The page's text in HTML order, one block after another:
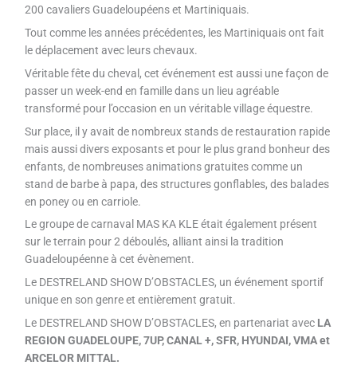
200 cavaliers Guadeloupéens et Martiniquais.
Tout comme les années précédentes, les Martiniquais ont fait
le déplacement avec leurs chevaux.
Véritable fête du cheval, cet événement est aussi une façon de
passer un week-end en famille dans un lieu agréable
transformé pour l’occasion en un véritable village équestre.
Sur place, il y avait de nombreux stands de restauration rapide
mais aussi divers exposants et pour le plus grand bonheur des
enfants, de nombreuses animations gratuites comme un
stand de barbe à papa, des structures gonflables, des balades
en poney ou en carriole.
Le groupe de carnaval MAS KA KLE était également présent
sur le terrain pour 2 déboulés, alliant ainsi la tradition
Guadeloupéenne à cet évènement.
Le DESTRELAND SHOW D’OBSTACLES, un événement sportif
unique en son genre et entièrement gratuit.
Le DESTRELAND SHOW D’OBSTACLES, en partenariat avec LA
REGION GUADELOUPE, 7UP, CANAL +, SFR, HYUNDAI, VMA et
ARCELOR MITTAL.